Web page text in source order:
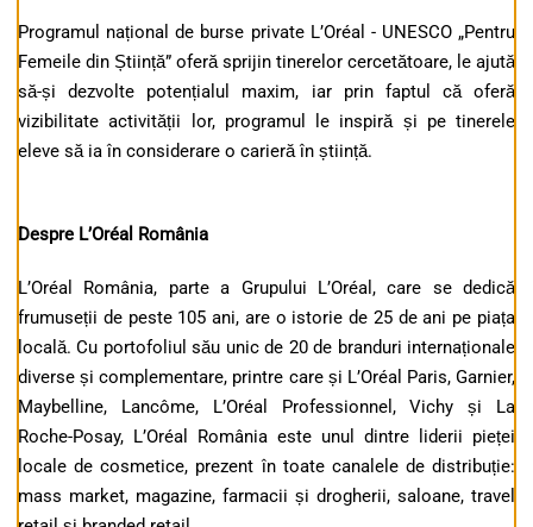
Programul național de burse private L’Oréal - UNESCO „Pentru
Femeile din Știință” oferă sprijin tinerelor cercetătoare, le ajută
să-și dezvolte potențialul maxim, iar prin faptul că oferă
vizibilitate activității lor, programul le inspiră și pe tinerele
eleve să ia în considerare o carieră în știință.
Despre L’Oréal România
L’Oréal România, parte a Grupului L’Oréal, care se dedică
frumuseții de peste 105 ani, are o istorie de 25 de ani pe piața
locală. Cu portofoliul său unic de 20 de branduri internaționale
diverse și complementare, printre care și L’Oréal Paris, Garnier,
Maybelline, Lancôme, L’Oréal Professionnel, Vichy și La
Roche-Posay, L’Oréal România este unul dintre liderii pieței
locale de cosmetice, prezent în toate canalele de distribuție:
mass market, magazine, farmacii și drogherii, saloane, travel